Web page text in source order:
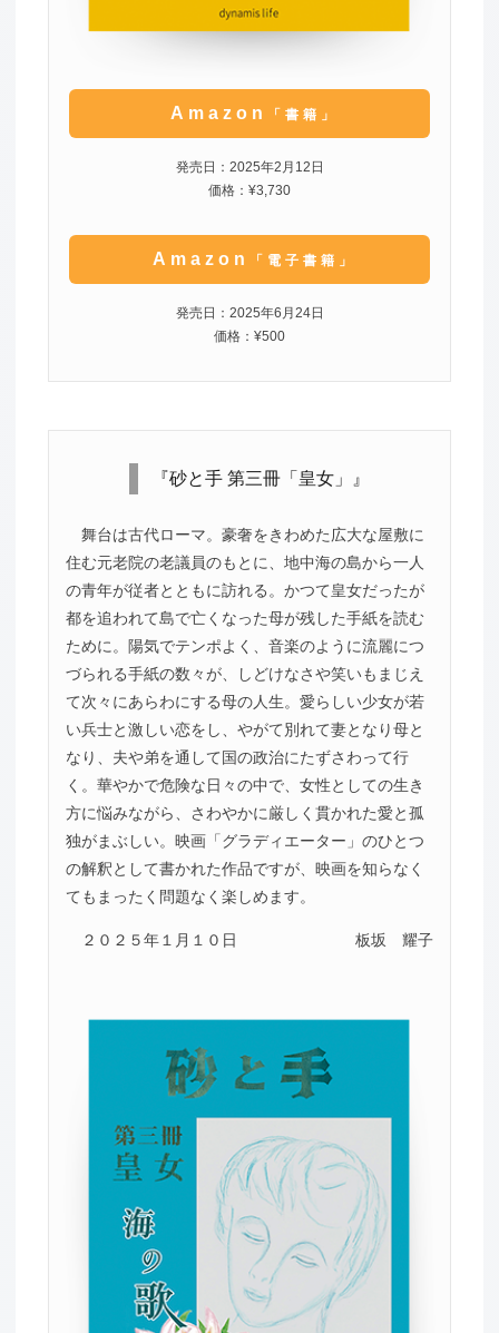
Amazon 「書籍」
発売日：2025年2月12日
価格：¥3,730
Amazon 「電子書籍」
発売日：2025年6月24日
価格：¥500
『砂と手 第三冊「皇女」』
舞台は古代ローマ。豪奢をきわめた広大な屋敷に
住む元老院の老議員のもとに、地中海の島から一人
の青年が従者とともに訪れる。かつて皇女だったが
都を追われて島で亡くなった母が残した手紙を読む
ために。陽気でテンポよく、音楽のように流麗につ
づられる手紙の数々が、しどけなさや笑いもまじえ
て次々にあらわにする母の人生。愛らしい少女が若
い兵士と激しい恋をし、やがて別れて妻となり母と
なり、夫や弟を通して国の政治にたずさわって行
く。華やかで危険な日々の中で、女性としての生き
方に悩みながら、さわやかに厳しく貫かれた愛と孤
独がまぶしい。映画「グラディエーター」のひとつ
の解釈として書かれた作品ですが、映画を知らなく
てもまったく問題なく楽しめます。
２０２５年１月１０日 板坂 耀子